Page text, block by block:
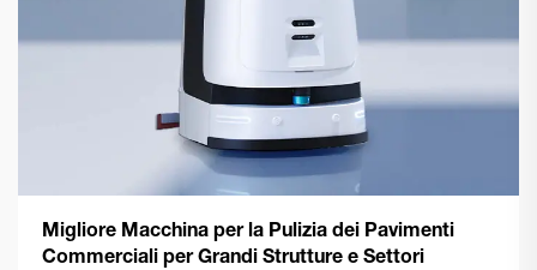
Migliore Macchina per la Pulizia dei Pavimenti
Commerciali per Grandi Strutture e Settori